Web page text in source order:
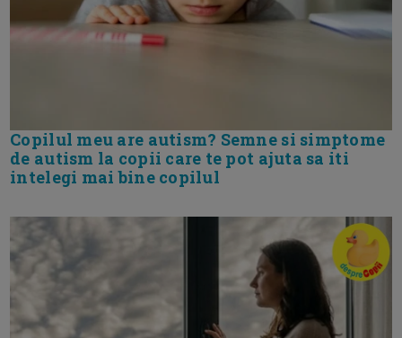
Copilul meu are autism? Semne si simptome
de autism la copii care te pot ajuta sa iti
intelegi mai bine copilul